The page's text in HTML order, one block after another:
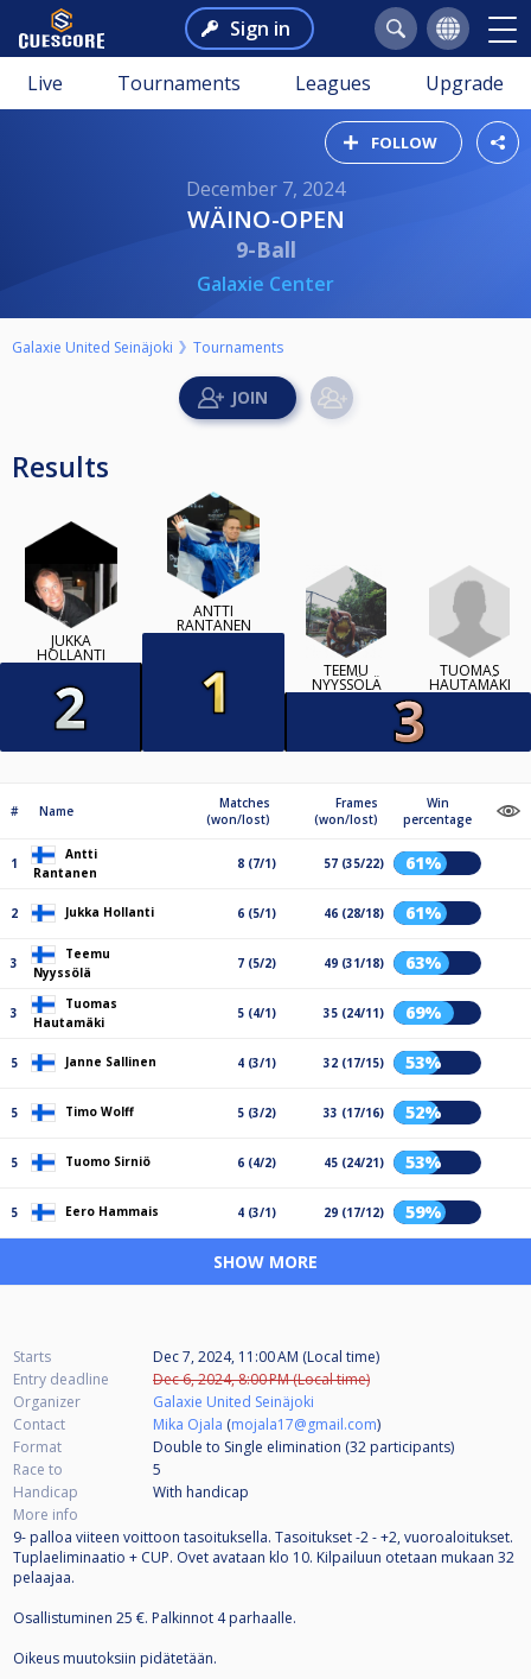
Sign in
Live Tournaments Leagues Upgrade
FOLLOW
December 7, 2024
WÄINO-OPEN
9-Ball
Galaxie Center
Galaxie United Seinäjoki Tournaments
Results
JUKKA
HOLLANTI
ANTTI
RANTANEN
TEEMU
NYYSSÖLÄ
TUOMAS
HAUTAMÄKI
# Name
Matches
(won/lost)
Frames
(won/lost)
Win
percentage
1
Antti
Rantanen
8 (7/1) 57 (35/22) 61%
2 Jukka Hollanti 6 (5/1) 46 (28/18) 61%
3
Teemu
Nyyssölä
7 (5/2) 49 (31/18) 63%
3
Tuomas
Hautamäki
5 (4/1) 35 (24/11) 69%
5 Janne Sallinen 4 (3/1) 32 (17/15) 53%
5 Timo Wolff 5 (3/2) 33 (17/16) 52%
5 Tuomo Sirniö 6 (4/2) 45 (24/21) 53%
5 Eero Hammais 4 (3/1) 29 (17/12) 59%
SHOW MORE
Starts
Dec 7, 2024, 11:00 AM (Local time)
Entry deadline
Dec 6, 2024, 8:00 PM (Local time)
Organizer
Galaxie United Seinäjoki
Contact
Mika Ojala (mojala17@gmail.com)
Format
Double to Single elimination (32 participants)
Race to
5
Handicap
With handicap
More info
9- palloa viiteen voittoon tasoituksella. Tasoitukset -2 - +2, vuoroaloitukset.
Tuplaeliminaatio + CUP. Ovet avataan klo 10. Kilpailuun otetaan mukaan 32
pelaajaa.
Osallistuminen 25 €. Palkinnot 4 parhaalle.
Oikeus muutoksiin pidätetään.